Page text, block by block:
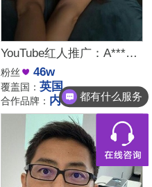
YouTube红人推广：A***a｜英国 生活
粉丝 46w
覆盖国：英国
合作品牌： 内衣 都有什么服务